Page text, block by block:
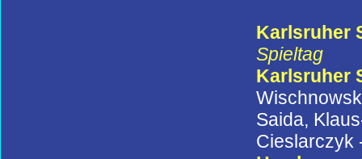
Karlsruher
Spieltag
Karlsruher
Saida,
Cieslarczyk